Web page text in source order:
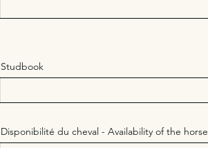
Studbook
Disponibilité du cheval - Availability of the horse